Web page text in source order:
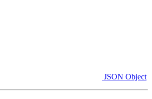
JSON Object